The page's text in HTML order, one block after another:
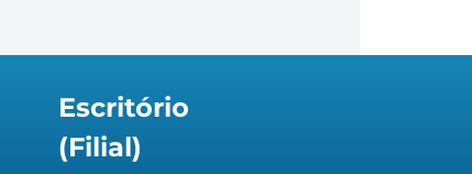
Escritório
(Filial)